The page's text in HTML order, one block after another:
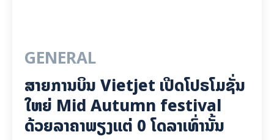
GENERAL
ສາຍການບິນ Vietjet ເປີດໂປຣໂມຊັ່ນ
ໃຫຍ່ Mid Autumn festival
ດ້ວຍລາຄາພຽງແຕ່ 0 ໂດລາເທົ່ານັ້ນ